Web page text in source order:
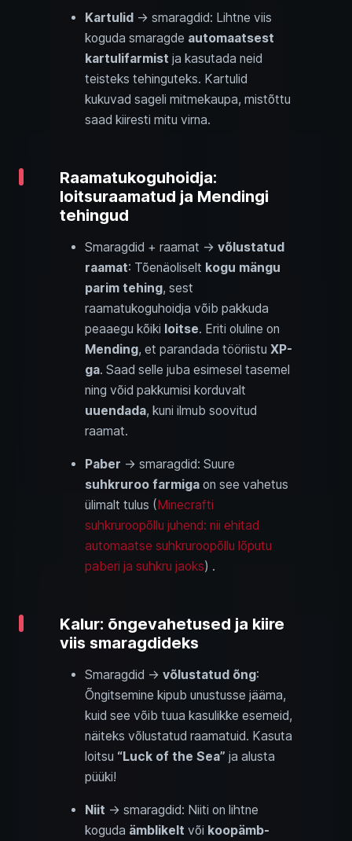
Kartulid → smaragdid: Lihtne viis
koguda smaragde automaatsest
kartulifarmist ja kasutada neid
teisteks tehinguteks. Kartulid
kukuvad sageli mitmekaupa, mistõttu
saad kiiresti mitu virna.
Raamatukoguhoidja:
loitsuraamatud ja Mendingi
tehingud
Smaragdid + raamat → võlustatud
raamat: Tõenäoliselt kogu mängu
parim tehing, sest
raamatukoguhoidja võib pakkuda
peaaegu kõiki loitse. Eriti oluline on
Mending, et parandada tööriistu XP-
ga. Saad selle juba esimesel tasemel
ning võid pakkumisi korduvalt
uuendada, kuni ilmub soovitud
raamat.
Paber → smaragdid: Suure
suhkruroo farmiga on see vahetus
ülimalt tulus (Minecrafti
suhkruroopõllu juhend: nii ehitad
automaatse suhkruroopõllu lõputu
paberi ja suhkru jaoks) .
Kalur: õngevahetused ja kiire
viis smaragdideks
Smaragdid → võlustatud õng:
Õngitsemine kipub unustusse jääma,
kuid see võib tuua kasulikke esemeid,
näiteks võlustatud raamatuid. Kasuta
loitsu “Luck of the Sea” ja alusta
püüki!
Niit → smaragdid: Niiti on lihtne
koguda ämblikelt või koopämb­